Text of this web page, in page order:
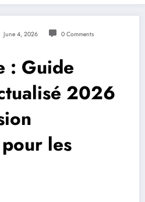
June 4, 2026 0 Comments
: Guide
2026
les